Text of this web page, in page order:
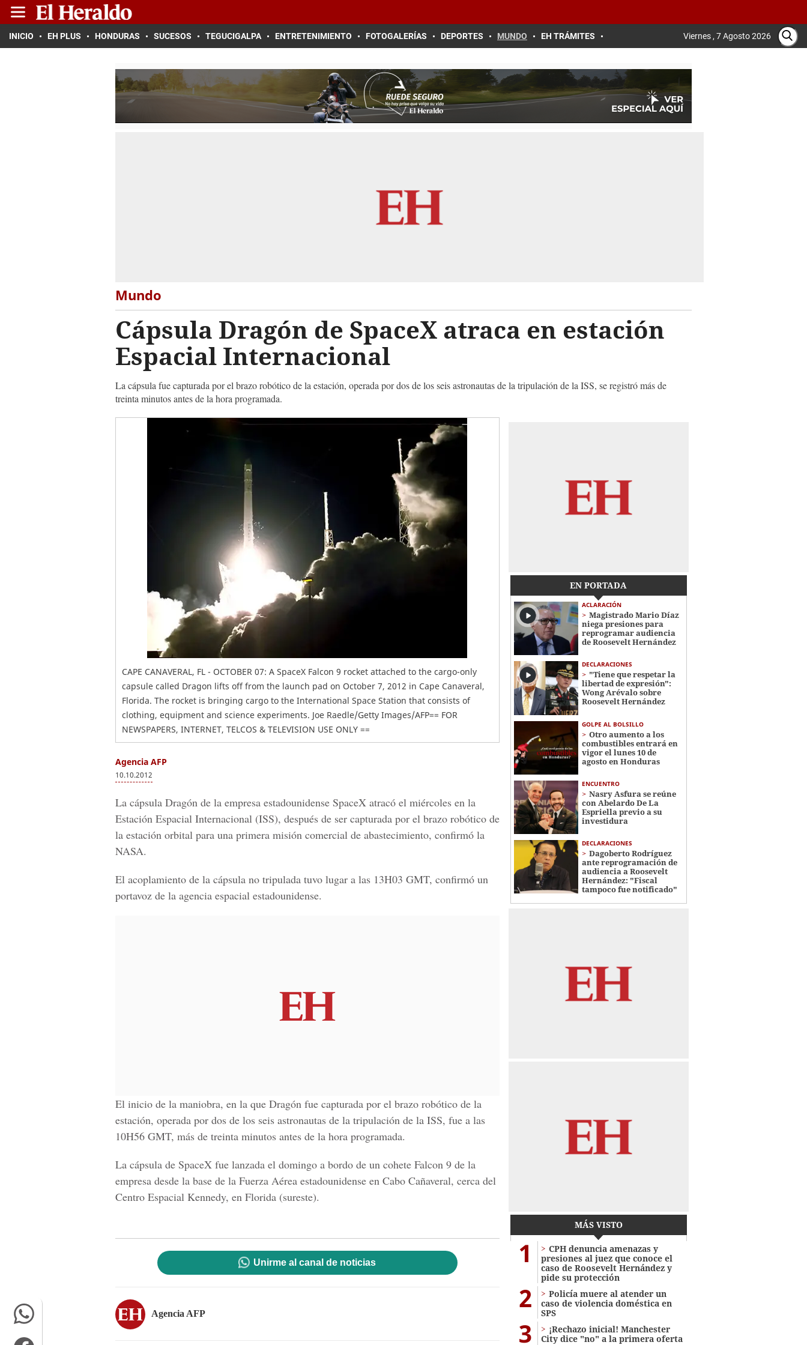
INICIO EH PLUS HONDURAS SUCESOS TEGUCIGALPA ENTRETENIMIENTO FOTOGALERÍAS DEPORTES MUNDO EH TRÁMITES Viernes , 7 Agosto 2026
Mundo
Cápsula Dragón de SpaceX atraca en estación
Espacial Internacional
La cápsula fue capturada por el brazo robótico de la estación, operada por dos de los seis astronautas de la tripulación de la ISS, se registró más de
treinta minutos antes de la hora programada.
CAPE CANAVERAL, FL - OCTOBER 07: A SpaceX Falcon 9 rocket attached to the cargo-only
capsule called Dragon lifts off from the launch pad on October 7, 2012 in Cape Canaveral,
Florida. The rocket is bringing cargo to the International Space Station that consists of
clothing, equipment and science experiments. Joe Raedle/Getty Images/AFP== FOR
NEWSPAPERS, INTERNET, TELCOS & TELEVISION USE ONLY ==
Agencia AFP
10.10.2012
La cápsula Dragón de la empresa estadounidense SpaceX atracó el miércoles en la
Estación Espacial Internacional (ISS), después de ser capturada por el brazo robótico de
la estación orbital para una primera misión comercial de abastecimiento, confirmó la
NASA.
El acoplamiento de la cápsula no tripulada tuvo lugar a las 13H03 GMT, confirmó un
portavoz de la agencia espacial estadounidense.
El inicio de la maniobra, en la que Dragón fue capturada por el brazo robótico de la
estación, operada por dos de los seis astronautas de la tripulación de la ISS, fue a las
10H56 GMT, más de treinta minutos antes de la hora programada.
La cápsula de SpaceX fue lanzada el domingo a bordo de un cohete Falcon 9 de la
empresa desde la base de la Fuerza Aérea estadounidense en Cabo Cañaveral, cerca del
Centro Espacial Kennedy, en Florida (sureste).
Unirme al canal de noticias
Agencia AFP
EN PORTADA
ACLARACIÓN
Magistrado Mario Díaz
niega presiones para
reprogramar audiencia
de Roosevelt Hernández
DECLARACIONES
"Tiene que respetar la
libertad de expresión":
Wong Arévalo sobre
Roosevelt Hernández
GOLPE AL BOLSILLO
Otro aumento a los
combustibles entrará en
vigor el lunes 10 de
agosto en Honduras
ENCUENTRO
Nasry Asfura se reúne
con Abelardo De La
Espriella previo a su
investidura
DECLARACIONES
Dagoberto Rodríguez
ante reprogramación de
audiencia a Roosevelt
Hernández: "Fiscal
tampoco fue notificado"
MÁS VISTO
1
CPH denuncia amenazas y
presiones al juez que conoce el
caso de Roosevelt Hernández y
pide su protección
2
Policía muere al atender un
caso de violencia doméstica en
SPS
3
¡Rechazo inicial! Manchester
City dice "no" a la primera oferta